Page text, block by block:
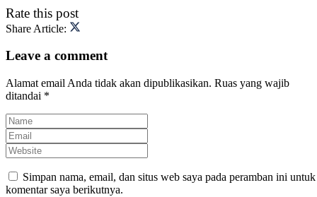
Rate this post
Share Article:
Leave a comment
Alamat email Anda tidak akan dipublikasikan. Ruas yang wajib
ditandai *
Simpan nama, email, dan situs web saya pada peramban ini untuk
komentar saya berikutnya.